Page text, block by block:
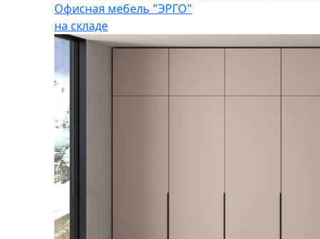
Офисная мебель "ЭРГО"
на складе